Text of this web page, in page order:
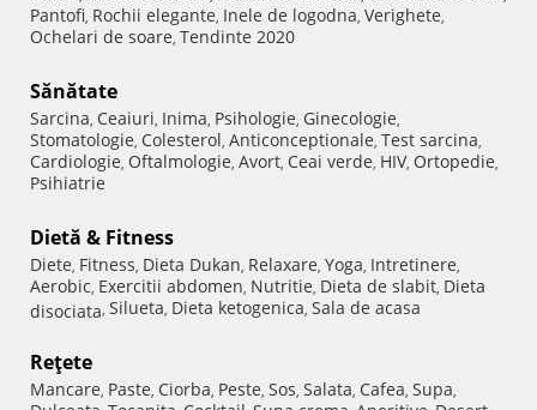
Pantofi, Rochii elegante, Inele de logodna, Verighete,
Ochelari de soare, Tendinte 2020
Sănătate
Sarcina, Ceaiuri, Inima, Psihologie, Ginecologie,
Stomatologie, Colesterol, Anticonceptionale, Test sarcina,
Cardiologie, Oftalmologie, Avort, Ceai verde, HIV, Ortopedie,
Psihiatrie
Dietă & Fitness
Diete, Fitness, Dieta Dukan, Relaxare, Yoga, Intretinere,
Aerobic, Exercitii abdomen, Nutritie, Dieta de slabit, Dieta
disociata, Silueta, Dieta ketogenica, Sala de acasa
Reţete
Mancare, Paste, Ciorba, Peste, Sos, Salata, Cafea, Supa,